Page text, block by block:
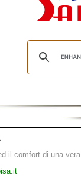
il comfort di una